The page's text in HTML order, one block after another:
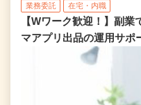
業務委託 在宅・内職
【Wワーク歓迎！】副
マアプリ出品の運用サポ